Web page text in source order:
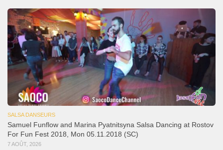
SALSA DANSEURS
Samuel Funflow and Marina Pyatnitsyna Salsa Dancing at Rostov
For Fun Fest 2018, Mon 05.11.2018 (SC)
7 AOÛT, 2026